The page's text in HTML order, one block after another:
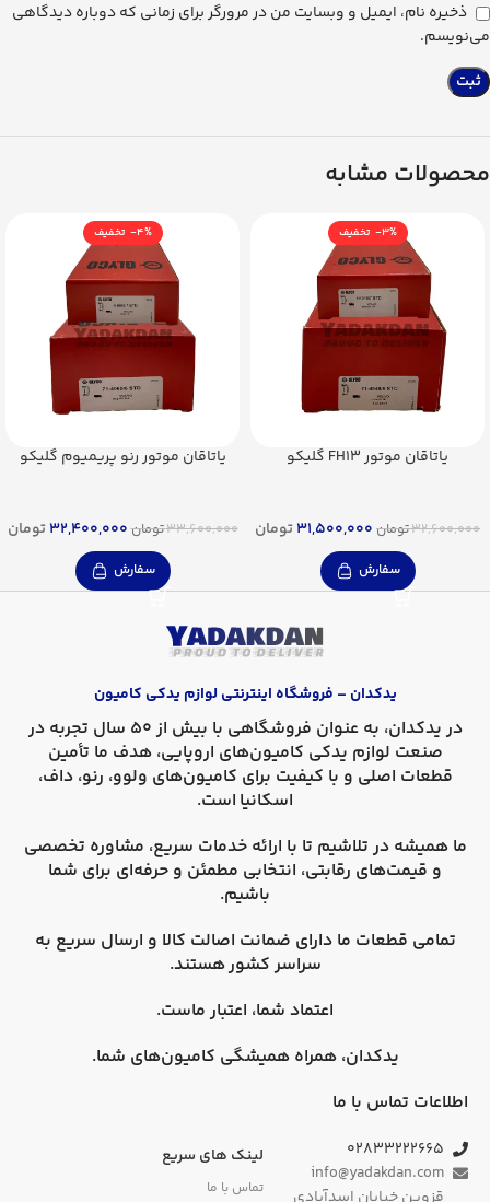
ذخیره نام، ایمیل و وبسایت من در مرورگر برای زمانی که دوباره دیدگاهی
می‌نویسم.
محصولات مشابه
-3%
یاتاقان موتور FH13 گلیکو
32,600,000تومان 31,500,000تومان
سفارش
-4%
یاتاقان موتور رنو پریمیوم گلیکو
33,600,000تومان32,400,000 تومان
سفارش
یدکدان – فروشگاه اینترنتی لوازم یدکی کامیون
در یدکدان
، به عنوان فروشگاهی با بیش از 50 سال تجربه در
صنعت لوازم یدکی کامیون‌های اروپایی، هدف ما تأمین
قطعات اصلی و با کیفیت برای کامیون‌های ولوو، رنو، داف،
اسکانیا است.
ما همیشه در تلاشیم تا با ارائه خدمات سریع، مشاوره تخصصی
و قیمت‌های رقابتی، انتخابی مطمئن و حرفه‌ای برای شما
باشیم.
تمامی قطعات ما دارای ضمانت اصالت کالا و ارسال سریع به
سراسر کشورهستند.
اعتماد شما، اعتبار ماست.
یدکدان، همراه همیشگی کامیون‌های شما.
اطلاعات تماس با ما
۰۲۸۳۳۲۲۲۶۶۵
info@yadakdan.com
لینک های سریع
تماس با ما